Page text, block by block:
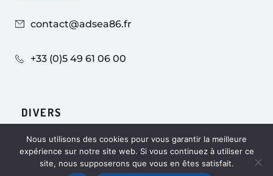
contact@adsea86.fr
+33 (0)5 49 61 06 00
DIVERS
Mentions légales et confidentialité
Offres d’emploi
Nous utilisons des cookies pour vous garantir la meilleure
expérience sur notre site web. Si vous continuez à utiliser ce
site, nous supposerons que vous en êtes satisfait.